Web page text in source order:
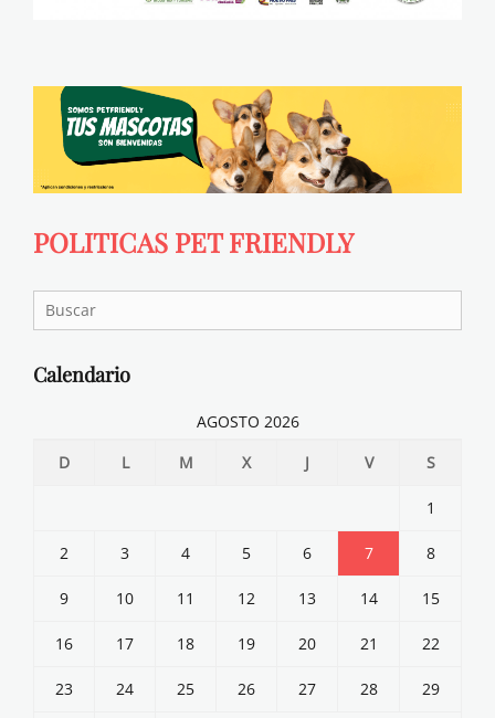
POLITICAS PET FRIENDLY
Search
for:
Calendario
AGOSTO 2026
D
L M X J V S
1
2 3 4 5 6 7 8
9 10 11 12 13 14 15
16 17 18 19 20 21 22
23 24 25 26 27 28 29